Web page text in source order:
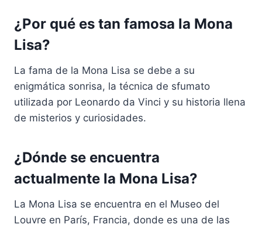
¿Por qué es tan famosa la Mona
Lisa?
La fama de la Mona Lisa se debe a su
enigmática sonrisa, la técnica de sfumato
utilizada por Leonardo da Vinci y su historia llena
de misterios y curiosidades.
¿Dónde se encuentra
actualmente la Mona Lisa?
La Mona Lisa se encuentra en el Museo del
Louvre en París, Francia, donde es una de las